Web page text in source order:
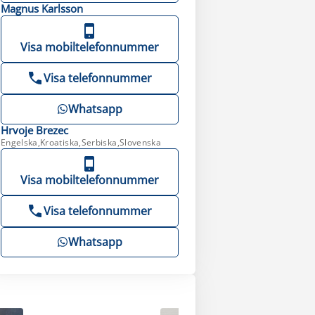
Magnus Karlsson
Visa mobiltelefonnummer
Visa telefonnummer
Whatsapp
Hrvoje Brezec
Engelska,Kroatiska,Serbiska,Slovenska
Visa mobiltelefonnummer
Visa telefonnummer
Whatsapp